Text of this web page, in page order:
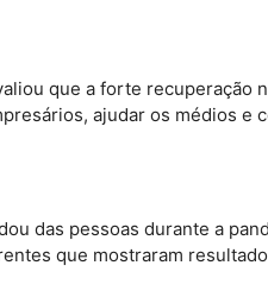
que a forte
ajudar os médios
das pessoas durante a
que mostraram